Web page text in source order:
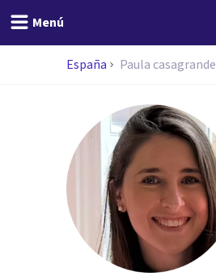
Menú
España Paula casagrande